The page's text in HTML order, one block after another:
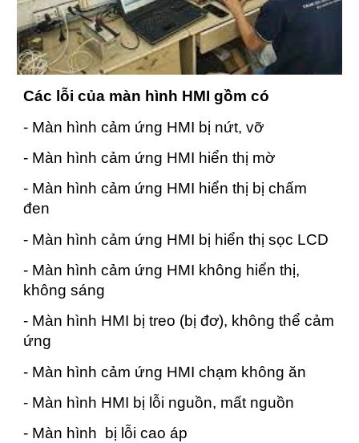
Các lỗi của màn hình HMI gồm có
- Màn hình cảm ứng HMI bị nứt, vỡ
- Màn hình cảm ứng HMI hiển thị mờ
- Màn hình cảm ứng HMI hiển thị bị chấm
đen
- Màn hình cảm ứng HMI bị hiển thị sọc LCD
- Màn hình cảm ứng HMI không hiển thị,
không sáng
- Màn hình HMI bị treo (bị đơ), không thể cảm
ứng
- Màn hình cảm ứng HMI chạm không ăn
- Màn hình HMI bị lỗi nguồn, mất nguồn
- Màn hình bị lỗi cao áp